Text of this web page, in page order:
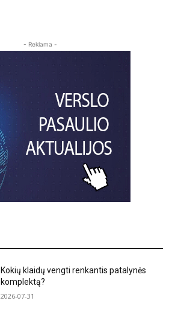
- Reklama -
Kokių klaidų vengti renkantis patalynės
komplektą?
2026-07-31